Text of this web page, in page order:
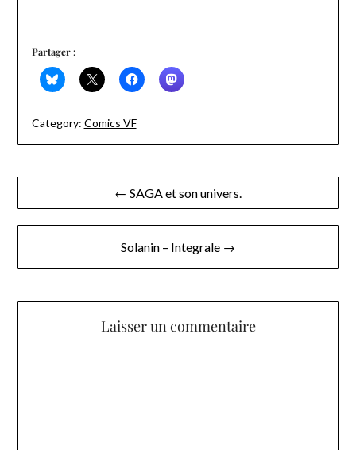
Partager :
Category: Comics VF
Navigation
de
← SAGA et son univers.
Solanin – Integrale →
Laisser un commentaire